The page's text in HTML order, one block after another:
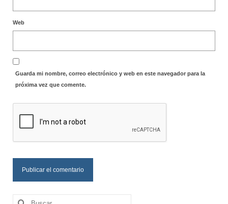
Web
Guarda mi nombre, correo electrónico y web en este navegador para la
próxima vez que comente.
Buscar